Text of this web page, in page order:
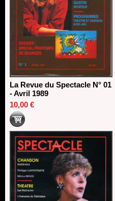
La Revue du Spectacle N° 01
- Avril 1989
10,00 €